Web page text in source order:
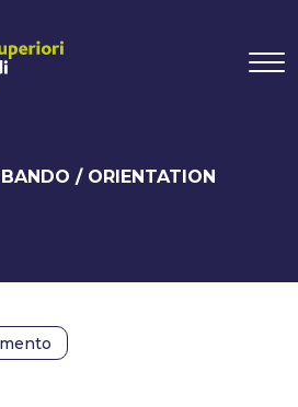
BANDO / ORIENTATION